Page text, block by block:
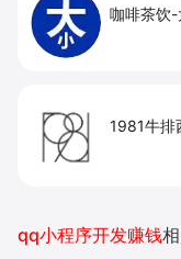
咖啡茶饮
1981牛排
qq小程序开发赚钱